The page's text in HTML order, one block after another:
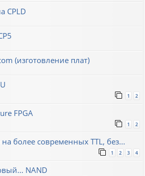
CPLD
(изготовление плат)
1 2
FPGA
1 2
более современных TTL, без...
1 2 3 4
NAND